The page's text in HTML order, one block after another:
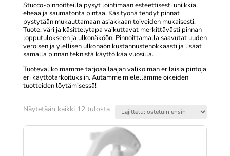
Stucco-pinnoitteilla pysyt loihtimaan esteettisesti uniikkia,
eheää ja saumatonta pintaa. Käsityönä tehdyt pinnat
pystytään mukauttamaan asiakkaan toiveiden mukaisesti.
Tuote, väri ja käsittelytapa vaikuttavat merkittävästi pinnan
lopputulokseen ja ulkonäköön. Pinnoittamalla saavutat uuden
veroisen ja ylellisen ulkonäön kustannustehokkaasti ja lisäät
samalla pinnan teknistä käyttöikää vuosilla.
Tuotevalikoimamme tarjoaa laajan valikoiman erilaisia pintoja
eri käyttötarkoituksiin. Autamme mielellämme oikeiden
tuotteiden löytämisessä!
Näytetään kaikki 12 tulostaSuosituimmat
ensin